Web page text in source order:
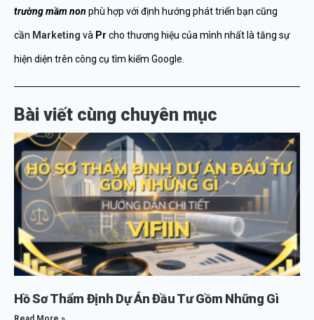
trường mầm non phù hợp với định hướng phát triển bạn cũng
cần Marketing và Pr cho thương hiệu của mình nhất là tăng sự
hiện diện trên công cụ tìm kiếm Google.
Bài viết cùng chuyên mục
Hồ Sơ Thẩm Định Dự Án Đầu Tư Gồm Những Gì